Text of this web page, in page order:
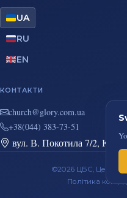
UA
RU
EN
КОНТАКТИ
au.moc.yrolg@hcruhc
+38(044) 383-73-51
вул. В. Покотила 7/2, Київ
©2026 ЦБС, Церква
Політика